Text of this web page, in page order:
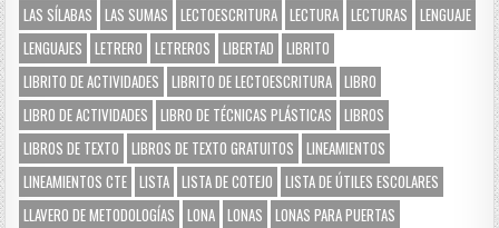
LAS SÍLABAS
LAS SUMAS LECTOESCRITURA LECTURA LECTURAS
LENGUAJE
LENGUAJES
LETRERO LETREROS LIBERTAD
LIBRITO
LIBRITO DE ACTIVIDADES
LIBRITO DE LECTOESCRITURA LIBRO
LIBRO DE ACTIVIDADES
LIBRO DE TÉCNICAS PLÁSTICAS
LIBROS
LIBROS DE TEXTO
LIBROS DE TEXTO GRATUITOS
LINEAMIENTOS
LINEAMIENTOS CTE LISTA LISTA DE COTEJO
LISTA DE ÚTILES ESCOLARES
LLAVERO DE METODOLOGÍAS
LONA LONAS
LONAS PARA PUERTAS